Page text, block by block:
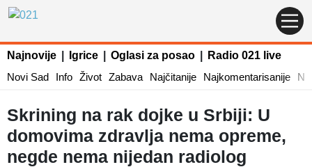
Najnovije Igrice Oglasi za posao
Radio 021 live
Novi Sad
Info Život Zabava Najčitanije Najkomentarisanije
Skrining na rak dojke u Srbiji: U
domovima zdravlja nema opreme,
negde nema nijedan radiolog